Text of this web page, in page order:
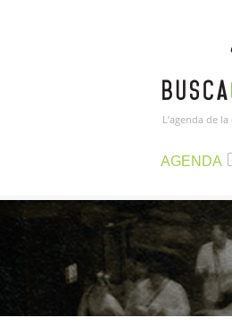
L’agenda de
AGENDA